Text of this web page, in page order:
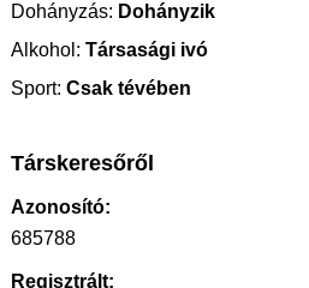
Dohányzás: Dohányzik
Alkohol: Társasági ivó
Sport: Csak tévében
Társkeresőről
Azonosító:
685788
Regisztrált: